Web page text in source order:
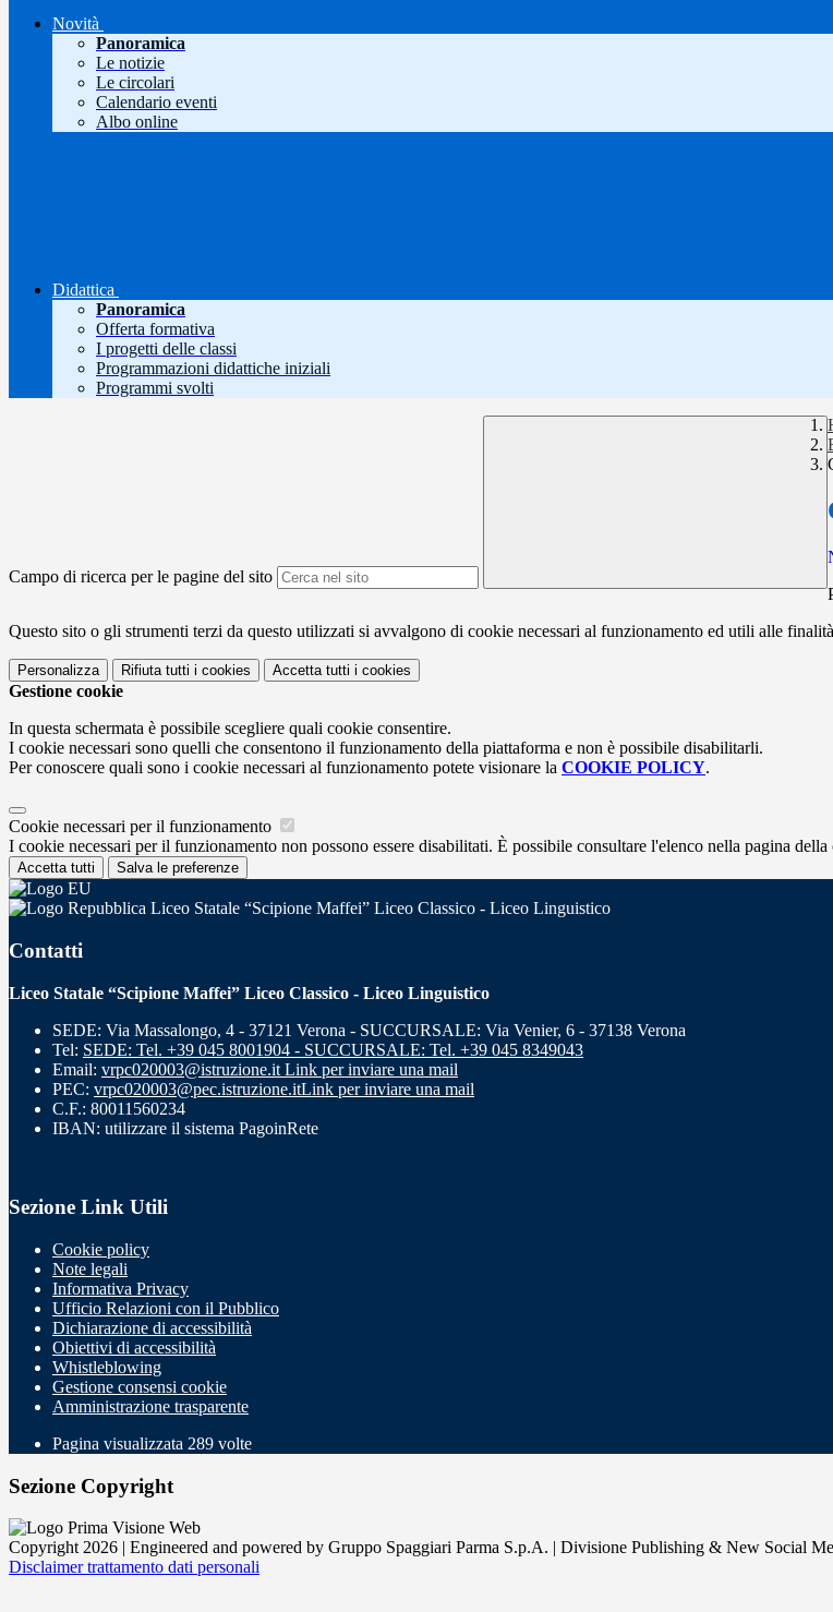
Novità
Panoramica
Le notizie
Le circolari
Calendario eventi
Albo online
Didattica
Panoramica
Offerta formativa
I progetti delle classi
Programmazioni didattiche iniziali
Programmi svolti
Campo di ricerca per le pagine del sito
Questo sito o gli strumenti terzi da questo utilizzati si avvalgono di cookie necessari al funzionamento ed utili alle
Personalizza Rifiuta tutti i cookies Accetta tutti i cookies
Gestione cookie
In questa schermata è possibile scegliere quali cookie consentire.
I cookie necessari sono quelli che consentono il funzionamento della piattaforma e non è possibile disabilitarli.
Per conoscere quali sono i cookie necessari al funzionamento potete visionare la COOKIE POLICY.
Cookie necessari per il funzionamento
I cookie necessari per il funzionamento non possono essere disabilitati. È possibile consultare l'elenco nella pagina
Accetta tutti Salva le preferenze
Liceo Statale “Scipione Maffei” Liceo Classico - Liceo Linguistico
Contatti
Liceo Statale “Scipione Maffei” Liceo Classico - Liceo Linguistico
SEDE: Via Massalongo, 4 - 37121 Verona - SUCCURSALE: Via Venier, 6 - 37138 Verona
Tel: SEDE: Tel. +39 045 8001904 - SUCCURSALE: Tel. +39 045 8349043
Email: vrpc020003@istruzione.it Link per inviare una mail
PEC: vrpc020003@pec.istruzione.itLink per inviare una mail
C.F.: 80011560234
IBAN: utilizzare il sistema PagoinRete
Sezione Link Utili
Cookie policy
Note legali
Informativa Privacy
Ufficio Relazioni con il Pubblico
Dichiarazione di accessibilità
Obiettivi di accessibilità
Whistleblowing
Gestione consensi cookie
Amministrazione trasparente
Pagina visualizzata 289 volte
Sezione Copyright
Copyright 2026 | Engineered and powered by Gruppo Spaggiari Parma S.p.A. | Divisione Publishing & New Social
Disclaimer trattamento dati personali